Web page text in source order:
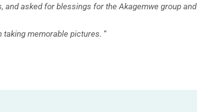
asked for blessings for the Akagemwe group and
taking memorable pictures. “